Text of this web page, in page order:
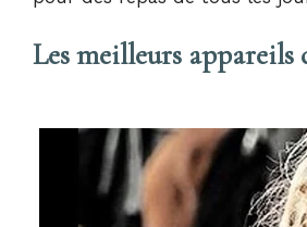
Les meilleurs appareils